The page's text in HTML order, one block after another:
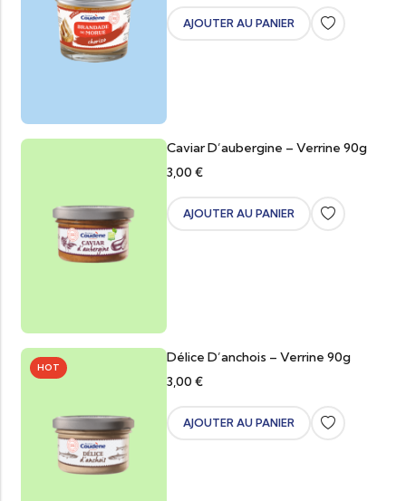
AJOUTER AU PANIER
Caviar D’aubergine – Verrine 90g
3,00 €
AJOUTER AU PANIER
HOT
Délice D’anchois – Verrine 90g
3,00 €
AJOUTER AU PANIER